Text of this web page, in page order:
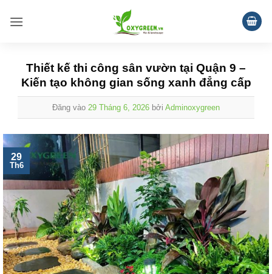
qua
Thiết kế thi công sân vườn tại Quận 9 –
Kiến tạo không gian sống xanh đẳng cấp
Đăng vào 29 Tháng 6, 2026 bởi Adminoxygreen
29
Th6